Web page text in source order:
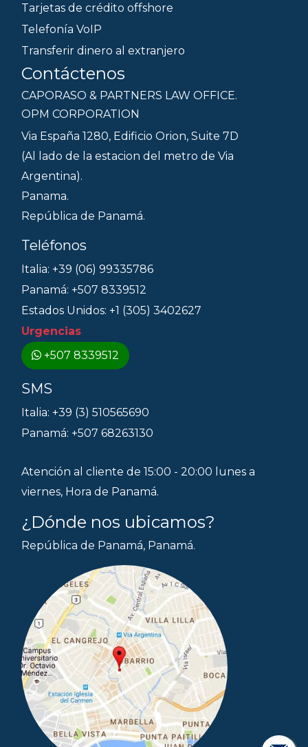
Tarjetas de crédito offshore
Telefonía VoIP
Transferir dinero al extranjero
Contáctenos
CAPORASO & PARTNERS LAW OFFICE.
OPM CORPORATION
Via España 1280, Edificio Orion, Suite 7D
(Al lado de la estacion del metro de Via
Argentina).
Panama.
República de Panamá.
Teléfonos
Italia: +39 (06) 99335786
Panamá: +507 8339512
Estados Unidos: +1 (305) 3402627
Urgencias
+507 8339512
SMS
Italia: +39 (3) 510565690
Panamá: +507 68263130
Atención al cliente de 15:00 - 20:00 lunes a
viernes, Hora de Panamá.
¿Dónde nos ubicamos?
República de Panamá, Panamá.